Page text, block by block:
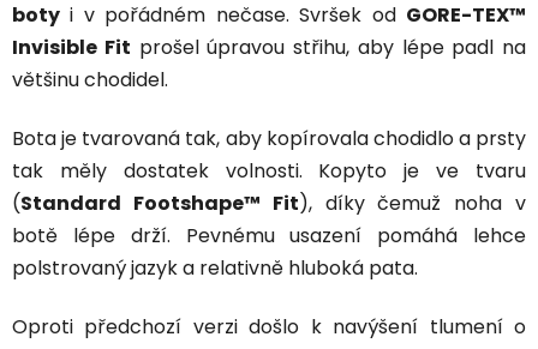
boty i v pořádném nečase. Svršek od GORE-TEX™
Invisible Fit prošel úpravou střihu, aby lépe padl na
většinu chodidel.
Bota je tvarovaná tak, aby kopírovala chodidlo a prsty
tak měly dostatek volnosti. Kopyto je ve tvaru
(Standard Footshape™ Fit), díky čemuž noha v
botě lépe drží. Pevnému usazení pomáhá lehce
polstrovaný jazyk a relativně hluboká pata.
Oproti předchozí verzi došlo k navýšení tlumení o